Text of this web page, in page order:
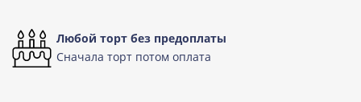
Любой торт без предоплаты
Сначала торт потом оплата